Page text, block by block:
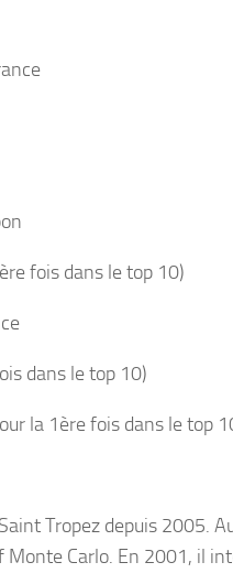
fois dans le top 10)
dans le top 10)
la 1ère fois dans le top
Tropez depuis 2005.
Carlo. En 2001, il